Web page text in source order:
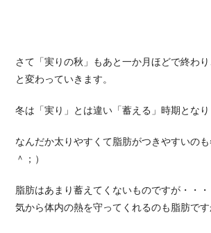
さて「実りの秋」もあと一か月ほどで終わ
と変わっていきます。
冬は「実り」とは違い「蓄える」時期となり
なんだか太りやすくて脂肪がつきやすいのも
＾；）
脂肪はあまり蓄えてくないものですが・・
気から体内の熱を守ってくれるのも脂肪です